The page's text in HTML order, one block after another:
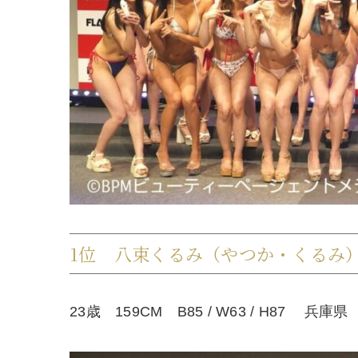
1位 八束くるみ（やつか・くるみ
23歳 159CM B85 / W63 / H87 兵庫県